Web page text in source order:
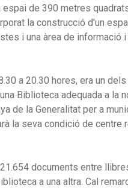
de 390 metres
la construcció d'un
i una àrea de informació
a 20.30 hores, era un dels
Biblioteca adequada a la
de la Generalitat per a
la seva condició de centre
documents entre
a una altra. Cal